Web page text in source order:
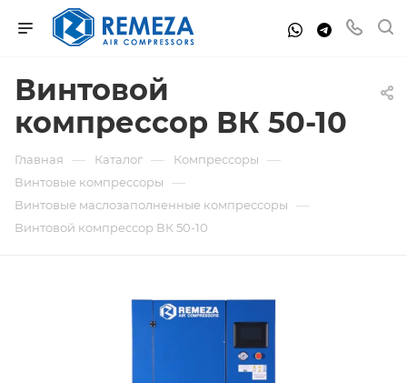
Винтовой
компрессор ВК 50-10
Главная — Каталог — Компрессоры —
Винтовые компрессоры —
Винтовые маслозаполненные компрессоры —
Винтовой компрессор ВК 50-10